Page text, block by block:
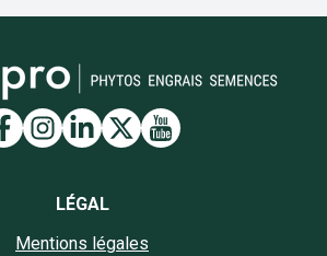
Lien vers la page
Lien vers la page
Lien vers la page
Lien vers la
Lien vers la
LÉGAL
Mentions légales